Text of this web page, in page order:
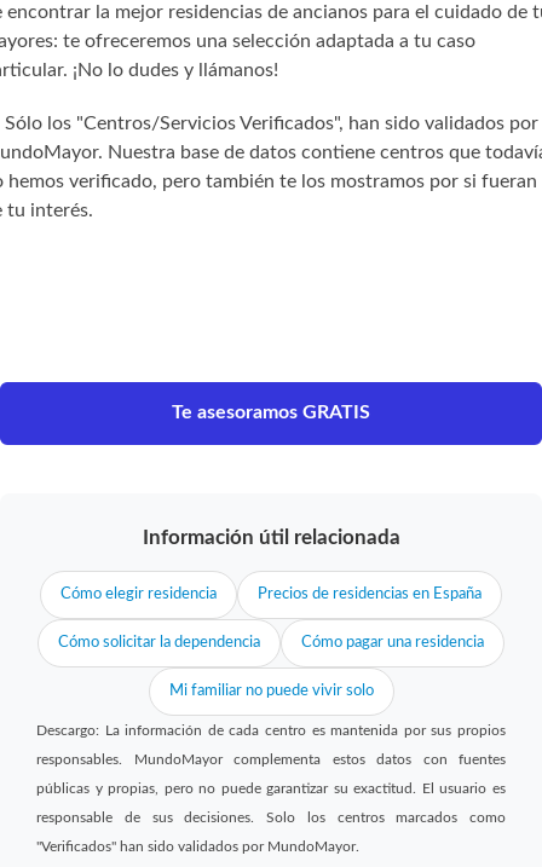
encontrar la mejor residencias de ancianos para el cuidado de
te ofreceremos una selección adaptada a tu caso
¡No lo dudes y llámanos!
Sólo los "Centros/Servicios Verificados", han sido validados por
Nuestra base de datos contiene centros que
hemos verificado, pero también te los mostramos por si fueran
tu interés.
Te asesoramos GRATIS
Información útil relacionada
Cómo elegir residencia Precios de residencias en España
Cómo solicitar la dependencia Cómo pagar una residencia
Mi familiar no puede vivir solo
Descargo: La información de cada centro es mantenida por sus propios
responsables. MundoMayor complementa estos datos con fuentes
públicas y propias, pero no puede garantizar su exactitud. El usuario es
responsable de sus decisiones. Solo los centros marcados como
"Verificados" han sido validados por MundoMayor.